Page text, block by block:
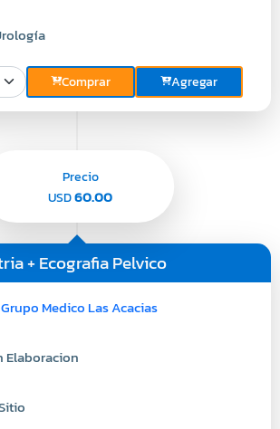
Comprar Agregar
+ Ecografia Pelvico
Grupo Medico Las Acacias
Elaboracion
Precio
USD60.00